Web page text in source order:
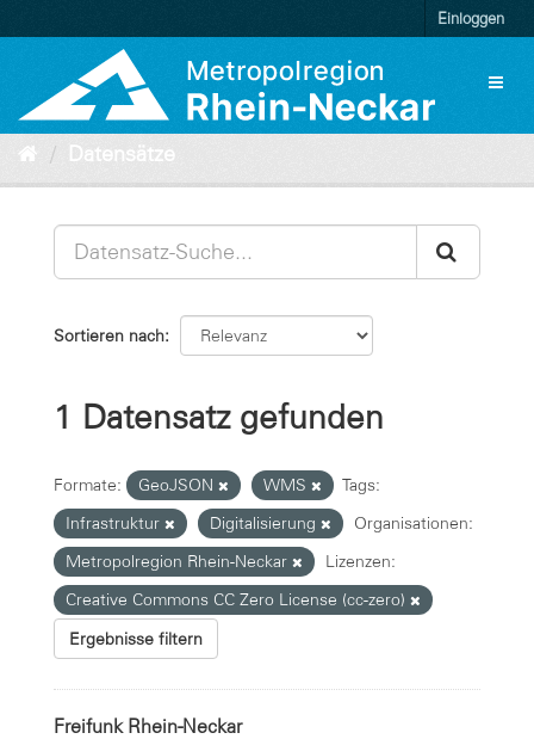
zum
Einloggen
Datensätze
Sortieren nach
1 Datensatz gefunden
Formate: GeoJSON WMS
Tags:
Infrastruktur
Digitalisierung
Organisationen:
Metropolregion Rhein-Neckar
Lizenzen:
Creative Commons CC Zero License (cc-zero)
Ergebnisse filtern
Freifunk Rhein-Neckar